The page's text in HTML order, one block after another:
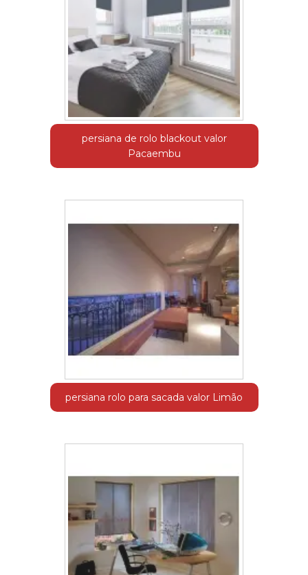
persiana de rolo blackout valor
Pacaembu
persiana rolo para sacada valor Limão